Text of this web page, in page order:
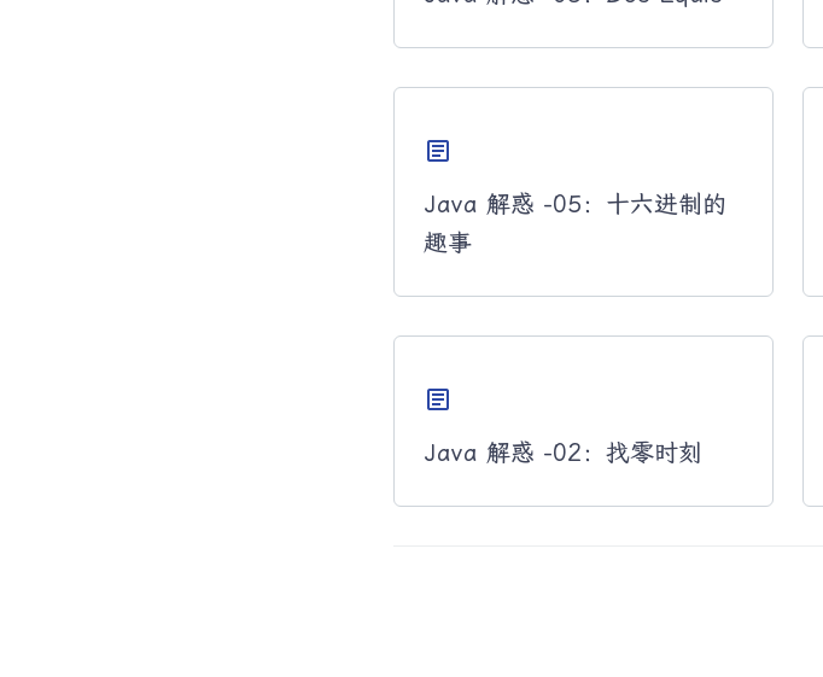
article
Java 解惑 -05：十六进制的
趣事
article
Java 解惑 -02：找零时刻